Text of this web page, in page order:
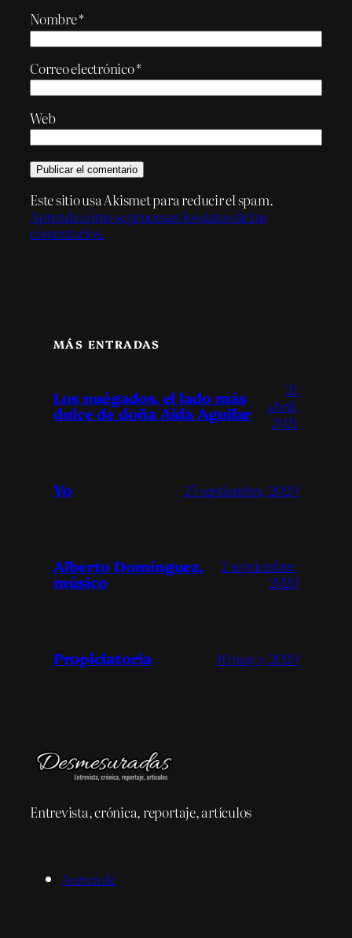
Nombre*
Correo electrónico*
Web
Este sitio usa Akismet para reducir el spam.
Aprende cómo se procesan los datos de tus
comentarios.
MÁS ENTRADAS
Los nuégados, el lado más
dulce de doña Aida Aguilar
21
abril,
2021
Yo 25 septiembre, 2020
Alberto Domínguez,
músico
2 septiembre,
2020
Propiciatoria 10 mayo, 2020
Entrevista, crónica, reportaje, artículos
Acerca de